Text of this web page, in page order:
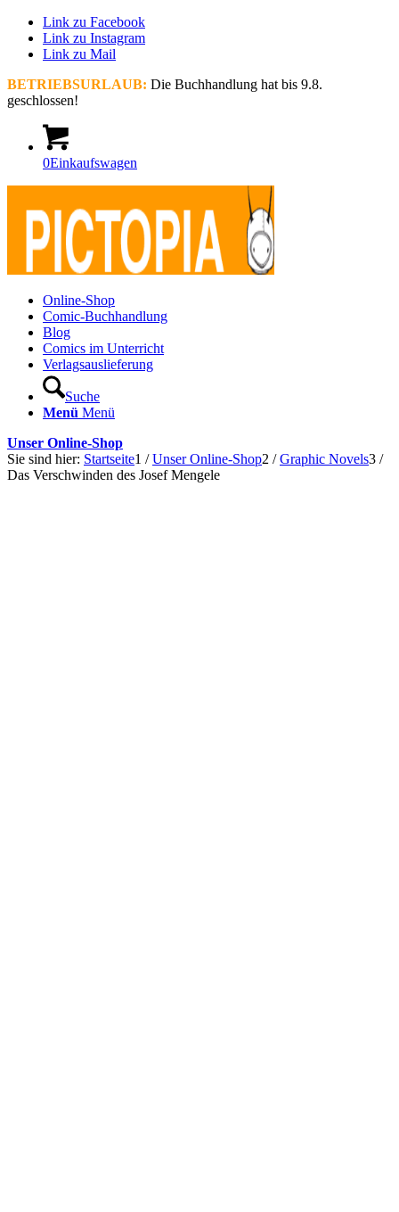
Link zu Facebook
Link zu Instagram
Link zu Mail
BETRIEBSURLAUB: Die Buchhandlung hat bis 9.8.
geschlossen!
0Einkaufswagen
Online-Shop
Comic-Buchhandlung
Blog
Comics im Unterricht
Verlagsauslieferung
Suche
Menü Menü
Unser Online-Shop
Sie sind hier: Startseite1 / Unser Online-Shop2 / Graphic Novels3 /
Das Verschwinden des Josef Mengele